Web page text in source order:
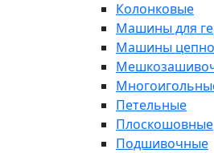
Колонковые
Машины для
Машины
Петельные
Плоскошовные
Подшивочные